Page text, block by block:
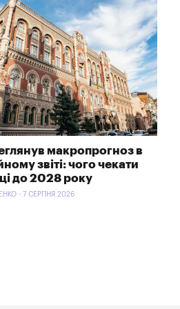
макропрогноз в
звіті: чого чекати
до 2028 року
- 7 СЕРПНЯ 2026